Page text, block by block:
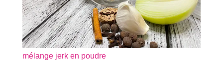
mélange jerk en poudre